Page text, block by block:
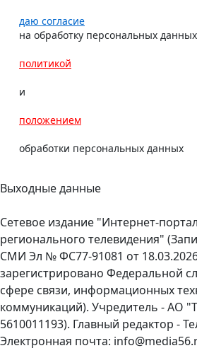
даю согласие
на обработку персональных
политикой
и
положением
обработки персональных данных
Выходные данные
Сетевое издание "Интернет-
регионального телевидения"
СМИ Эл № ФС77-91081 от
зарегистрировано Федеральной
сфере связи, информационных
коммуникаций). Учредитель - АО
5610011193). Главный редактор -
Электронная почта: